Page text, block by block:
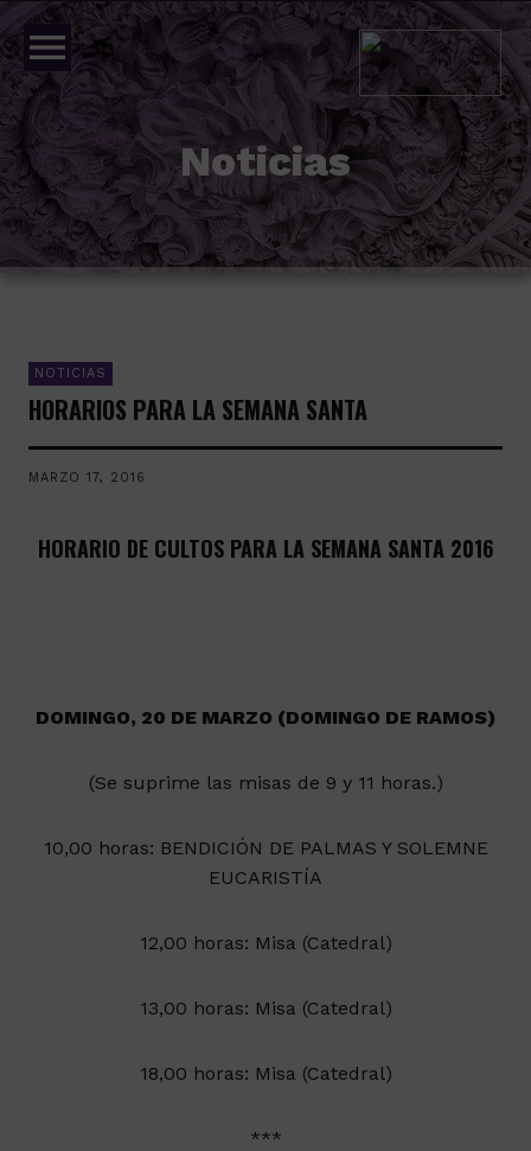
menu
Noticias
NOTICIAS
HORARIOS PARA LA SEMANA SANTA
MARZO 17, 2016
HORARIO DE CULTOS PARA LA SEMANA SANTA 2016
DOMINGO, 20 DE MARZO (DOMINGO DE RAMOS)
(Se suprime las misas de 9 y 11 horas.)
10,00 horas: BENDICIÓN DE PALMAS Y SOLEMNE
EUCARISTÍA
12,00 horas: Misa (Catedral)
13,00 horas: Misa (Catedral)
18,00 horas: Misa (Catedral)
***